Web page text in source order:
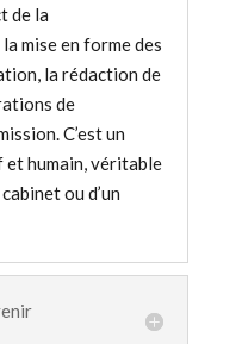
de la
mise en forme des
la rédaction de
de
C’est un
humain, véritable
ou d’un